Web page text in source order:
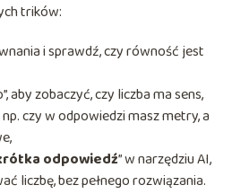
trików:
i sprawdź, czy równość jest
aby zobaczyć, czy liczba ma sens,
czy w odpowiedzi masz metry, a
odpowiedź” w narzędziu AI,
liczbę, bez pełnego rozwiązania.